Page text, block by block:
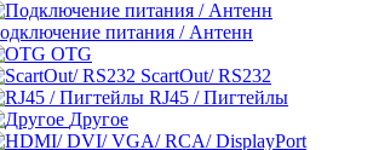
питания / Антенн
OTG
ScartOut/ RS232
RJ45 / Пигтейлы
Другое